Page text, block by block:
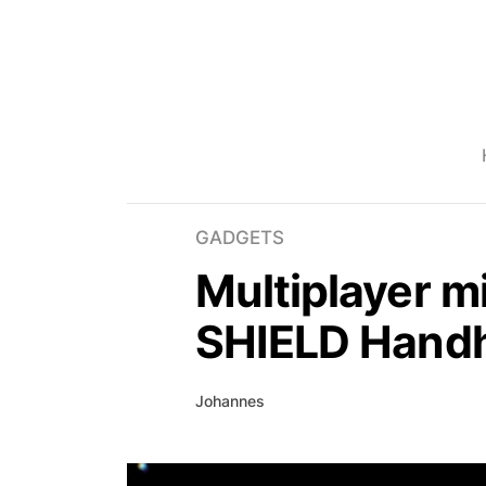
GADGETS
Multiplayer
SHIELD
Johannes